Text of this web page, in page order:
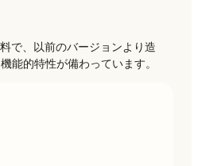
で、以前のバージョンより造
能的特性が備わっています。